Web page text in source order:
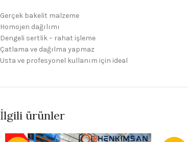
Gerçek bakelit malzeme
Homojen dağılımı
Dengeli sertlik – rahat işleme
Çatlama ve dağılma yapmaz
Usta ve profesyonel kullanım için ideal
İlgili ürünler